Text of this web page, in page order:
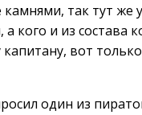
так тут же
кого и из состава
вот
один из